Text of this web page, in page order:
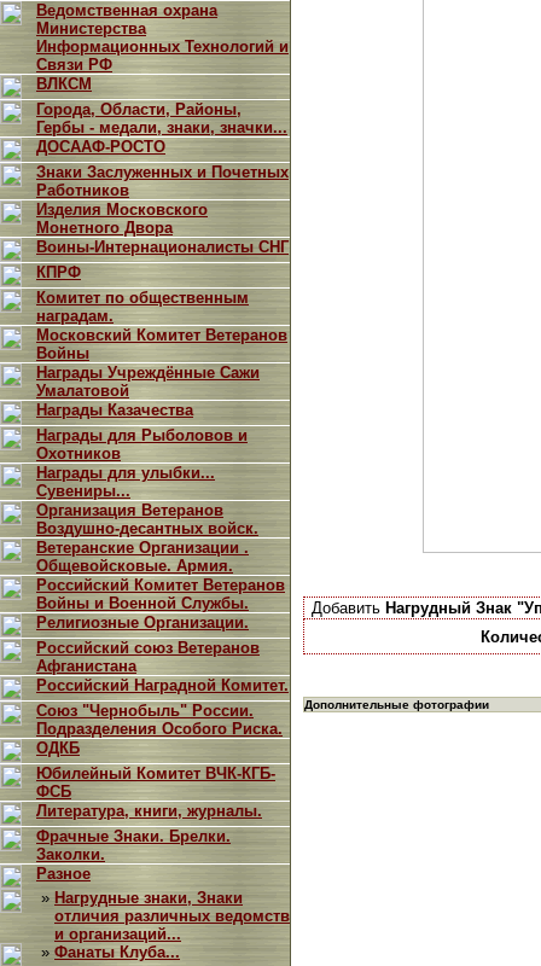
Ведомственная охрана
Министерства
Информационных Технологий и
Связи РФ
ВЛКСМ
Города, Области, Районы,
Гербы - медали, знаки, значки...
ДОСААФ-РОСТО
Знаки Заслуженных и Почетных
Работников
Изделия Московского
Монетного Двора
Воины-Интернационалисты СНГ
КПРФ
Комитет по общественным
наградам.
Московский Комитет Ветеранов
Войны
Награды Учреждённые Сажи
Умалатовой
Награды Казачества
Награды для Рыболовов и
Охотников
Награды для улыбки...
Сувениры...
Организация Ветеранов
Воздушно-десантных войск.
Ветеранские Организации .
Общевойсковые. Армия.
Российский Комитет Ветеранов
Войны и Военной Службы.
Религиозные Организации.
Российский союз Ветеранов
Афганистана
Российский Наградной Комитет.
Союз "Чернобыль" России.
Подразделения Особого Риска.
ОДКБ
Юбилейный Комитет ВЧК-КГБ-
ФСБ
Литература, книги, журналы.
Фрачные Знаки. Брелки.
Заколки.
Разное
» Нагрудные знаки, Знаки
отличия различных ведомств
и организаций...
» Фанаты Клуба...
Добавить Нагрудный Знак
Дополнительные фотографии